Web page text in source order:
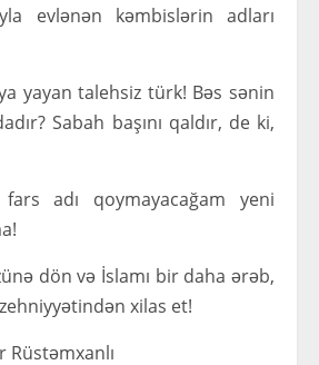
evlənən kəmbislərin adları
yayan talehsiz türk! Bəs sənin
Sabah başını qaldır, de ki,
adı qoymayacağam yeni
dön və İslamı bir daha ərəb,
xilas et!
Rüstəmxanlı